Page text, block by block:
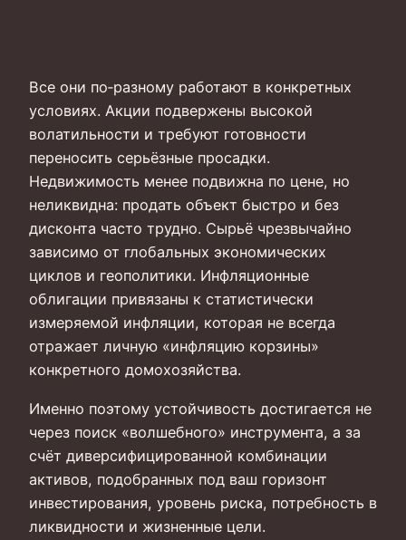
Все они по‑разному работают в конкретных
условиях. Акции подвержены высокой
волатильности и требуют готовности
переносить серьёзные просадки.
Недвижимость менее подвижна по цене, но
неликвидна: продать объект быстро и без
дисконта часто трудно. Сырьё чрезвычайно
зависимо от глобальных экономических
циклов и геополитики. Инфляционные
облигации привязаны к статистически
измеряемой инфляции, которая не всегда
отражает личную «инфляцию корзины»
конкретного домохозяйства.
Именно поэтому устойчивость достигается не
через поиск «волшебного» инструмента, а за
счёт диверсифицированной комбинации
активов, подобранных под ваш горизонт
инвестирования, уровень риска, потребность в
ликвидности и жизненные цели.